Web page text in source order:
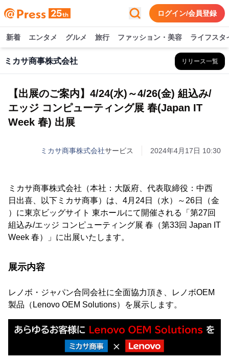
ログイン/会員登録
新着 エンタメ グルメ 旅行 ファッション・美容 ライフスタ
ミカサ商事株式会社 リリース一覧
【出展のご案内】4/24(水)～4/26(金) 組込み/
エッジ コンピューティング展 春(Japan IT
Week 春) 出展
ミカサ商事株式会社サービス 2024年4月17日 10:30
ミカサ商事株式会社（本社：大阪府、代表取締役：中西
日出喜、以下ミカサ商事）は、4月24日（水）～26日（金
）に東京ビッグサイト 東ホールにて開催される「第27回
組込み/エッジ コンピューティング展 春（第33回 Japan IT
Week 春）」に出展いたします。
展示内容
レノボ・ジャパン合同会社に全面協力頂き、レノボOEM
製品（Lenovo OEM Solutions）を展示します。